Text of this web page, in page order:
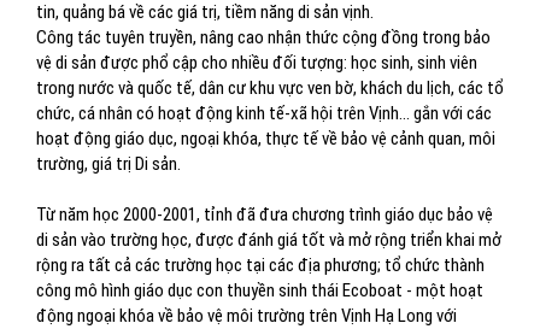
tin, quảng bá về các giá trị, tiềm năng di sản vịnh.
Công tác tuyên truyền, nâng cao nhận thức cộng đồng trong bảo
vệ di sản được phổ cập cho nhiều đối tượng: học sinh, sinh viên
trong nước và quốc tế, dân cư khu vực ven bờ, khách du lịch, các tổ
chức, cá nhân có hoạt động kinh tế-xã hội trên Vịnh... gắn với các
hoạt động giáo dục, ngoại khóa, thực tế về bảo vệ cảnh quan, môi
trường, giá trị Di sản.
Từ năm học 2000-2001, tỉnh đã đưa chương trình giáo dục bảo vệ
di sản vào trường học, được đánh giá tốt và mở rộng triển khai mở
rộng ra tất cả các trường học tại các địa phương; tổ chức thành
công mô hình giáo dục con thuyền sinh thái Ecoboat - một hoạt
động ngoại khóa về bảo vệ môi trường trên Vịnh Hạ Long với